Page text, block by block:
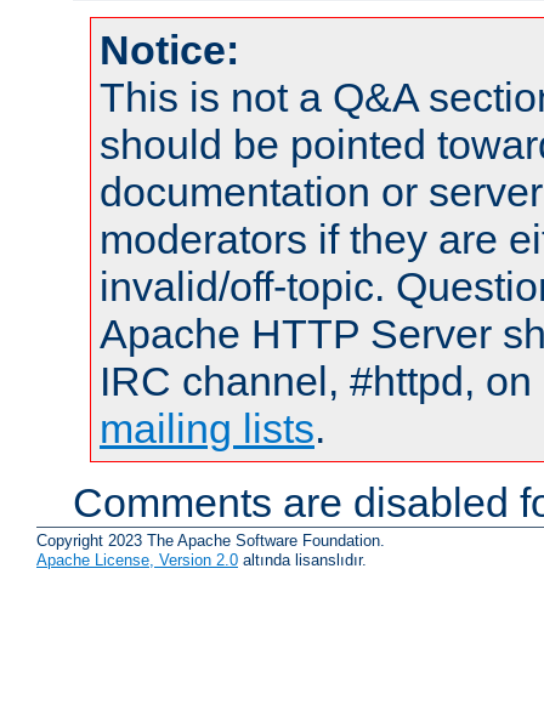
Notice:
This is not a Q&A
should be pointed
documentation or
moderators if they are
invalid/off-topic.
Apache HTTP Server
IRC channel, #httpd,
mailing lists.
Comments are disabled
Copyright 2023 The Apache Software Foundation.
Apache License, Version 2.0 altında lisanslıdır.